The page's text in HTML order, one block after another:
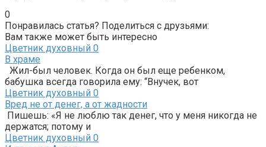
0
Понравилась статья? Поделиться с друзьями:
Вам также может быть интересно
Цветник духовный 0
В храме
Жил-был человек. Когда он был еще ребенком,
бабушка всегда говорила ему: “Внучек, вот
Цветник духовный 0
Вред не от денег, а от жадности
Пишешь: «Я не люблю так денег, что у меня никогда не
держатся; потому и
Цветник духовный 0